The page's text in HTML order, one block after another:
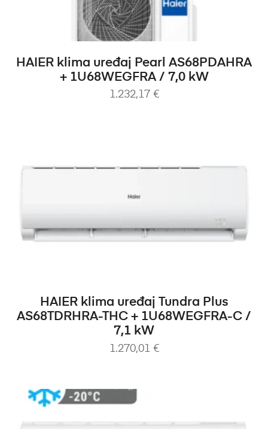
PROČITAJ VIŠE
HAIER klima uređaj Pearl AS68PDAHRA
+ 1U68WEGFRA / 7,0 kW
1.232,17 €
DODAJ U KOŠARICU
HAIER klima uređaj Tundra Plus
AS68TDRHRA-THC + 1U68WEGFRA-C /
7,1 kW
1.270,01 €